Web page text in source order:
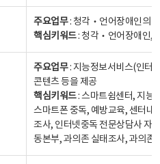
주요업무: 청각‧언어장애인의
핵심키워드: 청각‧언어장애인,
주요업무: 지능정보서비스(인터
콘텐츠 등을 제공
핵심키워드: 스마트쉼센터, 지능
스마트폰 중독, 예방교육, 센터내
조사, 인터넷중독 전문상담사 자
동본부, 과의존 실태조사, 과의존